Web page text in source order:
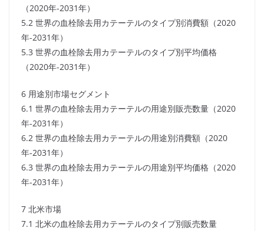
（2020年-2031年）
5.2 世界の血栓除去用カテーテルのタイプ別消費額（2020
年-2031年）
5.3 世界の血栓除去用カテーテルのタイプ別平均価格
（2020年-2031年）
6 用途別市場セグメント
6.1 世界の血栓除去用カテーテルの用途別販売数量（2020
年-2031年）
6.2 世界の血栓除去用カテーテルの用途別消費額（2020
年-2031年）
6.3 世界の血栓除去用カテーテルの用途別平均価格（2020
年-2031年）
7 北米市場
7.1 北米の血栓除去用カテーテルのタイプ別販売数量